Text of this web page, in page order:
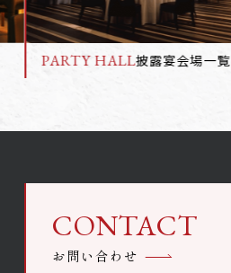
PARTY HALL披露宴会場一覧
CONTACT
お問い合わせ